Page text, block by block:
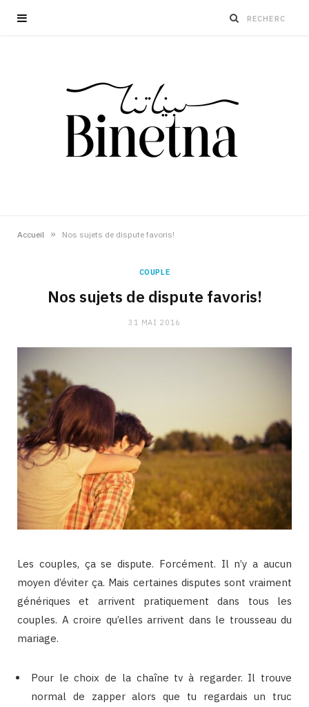
Accueil » Nos sujets de dispute favoris!
COUPLE
Nos sujets de dispute favoris!
31 MAI 2016
Les couples, ça se dispute. Forcément. Il n’y a aucun
moyen d’éviter ça. Mais certaines disputes sont vraiment
génériques et arrivent pratiquement dans tous les
couples. A croire qu’elles arrivent dans le trousseau du
mariage.
Pour le choix de la chaîne tv à regarder. Il trouve
normal de zapper alors que tu regardais un truc